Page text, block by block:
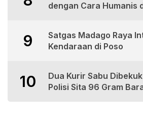
dengan Cara Humanis
9
Satgas Madago Raya
Kendaraan di Poso
10
Dua Kurir Sabu
Polisi Sita 96 Gram